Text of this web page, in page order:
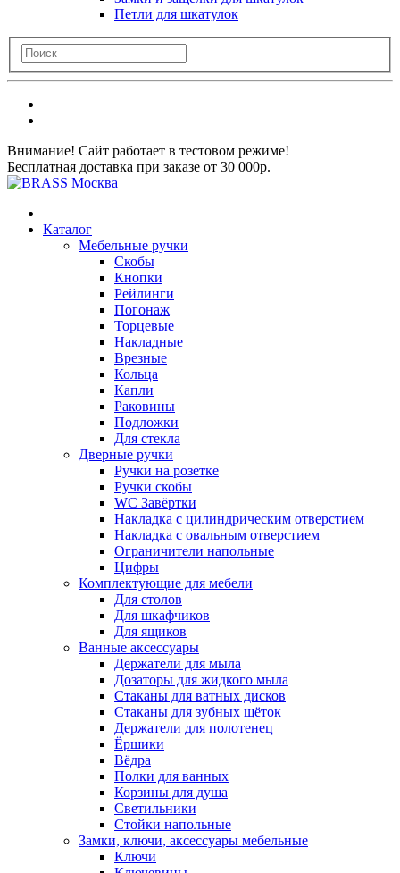
Петли для шкатулок
Внимание! Сайт работает в тестовом режиме!
Бесплатная доставка при заказе от 30 000р.
Каталог
Мебельные ручки
Скобы
Кнопки
Рейлинги
Погонаж
Торцевые
Накладные
Врезные
Кольца
Капли
Раковины
Подложки
Для стекла
Дверные ручки
Ручки на розетке
Ручки скобы
WC Завёртки
Накладка с цилиндрическим отверстием
Накладка с овальным отверстием
Ограничители напольные
Цифры
Комплектующие для мебели
Для столов
Для шкафчиков
Для ящиков
Ванные аксессуары
Держатели для мыла
Дозаторы для жидкого мыла
Стаканы для ватных дисков
Стаканы для зубных щёток
Держатели для полотенец
Ёршики
Вёдра
Полки для ванных
Корзины для душа
Светильники
Стойки напольные
Замки, ключи, аксессуары мебельные
Ключи